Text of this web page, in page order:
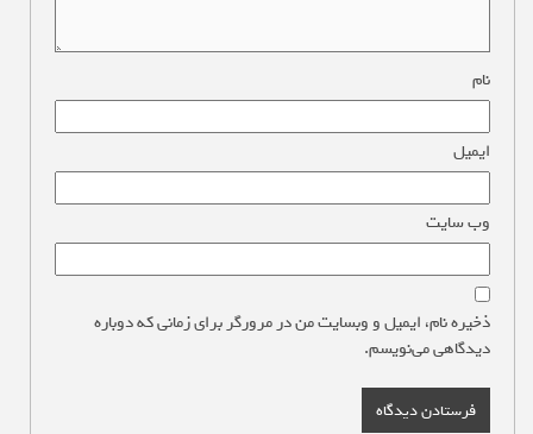
نام
ایمیل
وب‌ سایت
ذخیره نام، ایمیل و وبسایت من در مرورگر برای زمانی که دوباره
دیدگاهی می‌نویسم.